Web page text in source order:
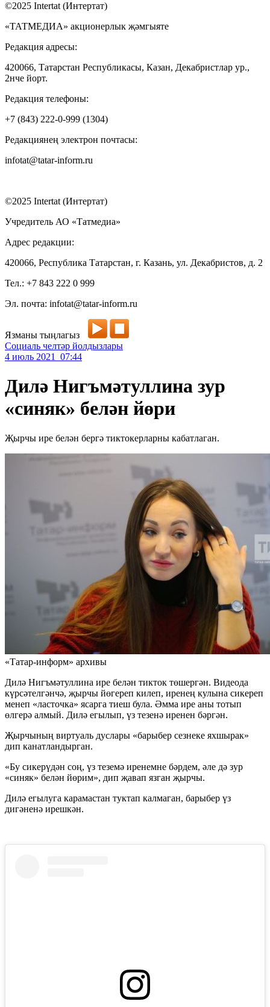
©2025 Intertat (Интертат)
«ТАТМЕДИА» акционерлык җәмгыяте
Редакция адресы:
420066, Татарстан Республикасы, Казан, Декабристлар ур.,
2нче йорт.
Редакция телефоны:
+7 (843) 222-0-999 (1304)
Редакциянең электрон почтасы:
infotat@tatar-inform.ru
©2025 Intertat (Интертат)
Учредитель АО «Татмедиа»
Адрес редакции:
420066, Республика Татарстан, г. Казань, ул. Декабристов, д. 2
Тел.: +7 843 222 0 999
Эл. почта: infotat@tatar-inform.ru
Язманы тыңлагыз
Социаль челтәр йолдызлары
4 июль 2021 07:44
Дилә Нигъмәтуллина зур
«синяк» белән йөри
Җырчы ире белән бергә тиктокерларны кабатлаган.
«Татар-информ» архивы
Дилә Нигъмәтуллина ире белән тикток төшергән. Видеода
күрсәтелгәнчә, җырчы йөгереп килеп, иренең кулына сикереп
менеп «ласточка» ясарга тиеш була. Әмма ире аны тотып
өлгерә алмый. Дилә егылып, үз тезенә иренен бәргән.
Җырчының виртуаль дуслары «барыбер сезнеке яхшырак»
дип канатландырган.
«Бу сикерүдән соң, үз теземә иренемне бәрдем, әле дә зур
«синяк» белән йөрим», дип җавап язган җырчы.
Дилә егылуга карамастан туктап калмаган, барыбер үз
дигәненә ирешкән.